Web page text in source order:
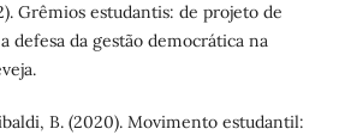
Grêmios estudantis: de projeto de
defesa da gestão democrática na
B. (2020). Movimento estudantil: